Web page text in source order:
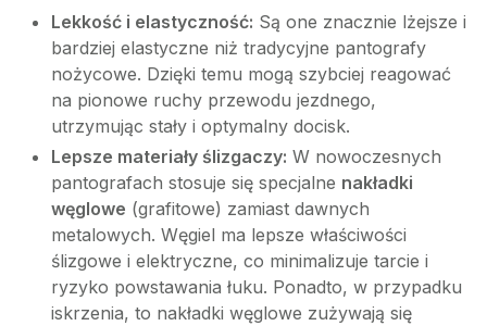
Lekkość i elastyczność: Są one znacznie lżejsze i
bardziej elastyczne niż tradycyjne pantografy
nożycowe. Dzięki temu mogą szybciej reagować
na pionowe ruchy przewodu jezdnego,
utrzymując stały i optymalny docisk.
Lepsze materiały ślizgaczy: W nowoczesnych
pantografach stosuje się specjalne nakładki
węglowe (grafitowe) zamiast dawnych
metalowych. Węgiel ma lepsze właściwości
ślizgowe i elektryczne, co minimalizuje tarcie i
ryzyko powstawania łuku. Ponadto, w przypadku
iskrzenia, to nakładki węglowe zużywają się